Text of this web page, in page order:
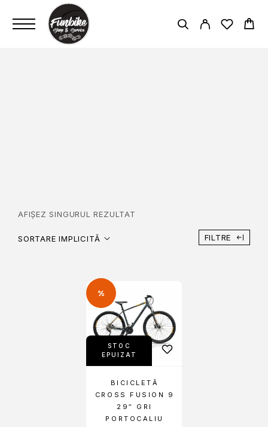
AFIȘEZ SINGURUL REZULTAT
SORTARE IMPLICITĂ FILTRE
%
STOC
EPUIZAT
BICICLETĂ
CROSS FUSION 9
29″ GRI
PORTOCALIU